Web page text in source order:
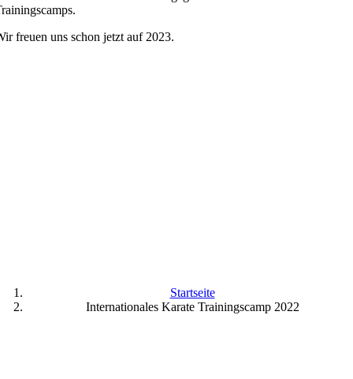
freuen uns schon jetzt auf 2023.
Startseite
Internationales Karate Trainingscamp 2022